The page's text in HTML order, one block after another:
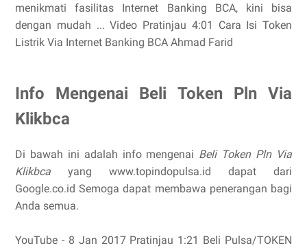
menikmati fasilitas Internet Banking BCA, kini bisa
dengan mudah ... Video Pratinjau 4:01 Cara Isi Token
Listrik Via Internet Banking BCA Ahmad Farid
Info Mengenai Beli Token Pln Via
Klikbca
Di bawah ini adalah info mengenai Beli Token Pln Via
Klikbca yang www.topindopulsa.id dapat dari
Google.co.id Semoga dapat membawa penerangan bagi
Anda semua.
YouTube - 8 Jan 2017 Pratinjau 1:21 Beli Pulsa/TOKEN